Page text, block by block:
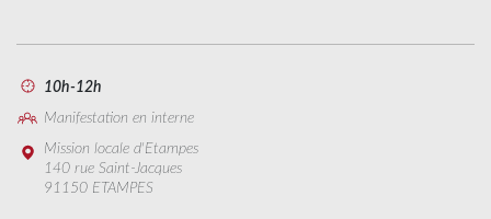
10h-12h
Manifestation en interne
Mission locale d'Etampes
140 rue Saint-Jacques
91150 ETAMPES